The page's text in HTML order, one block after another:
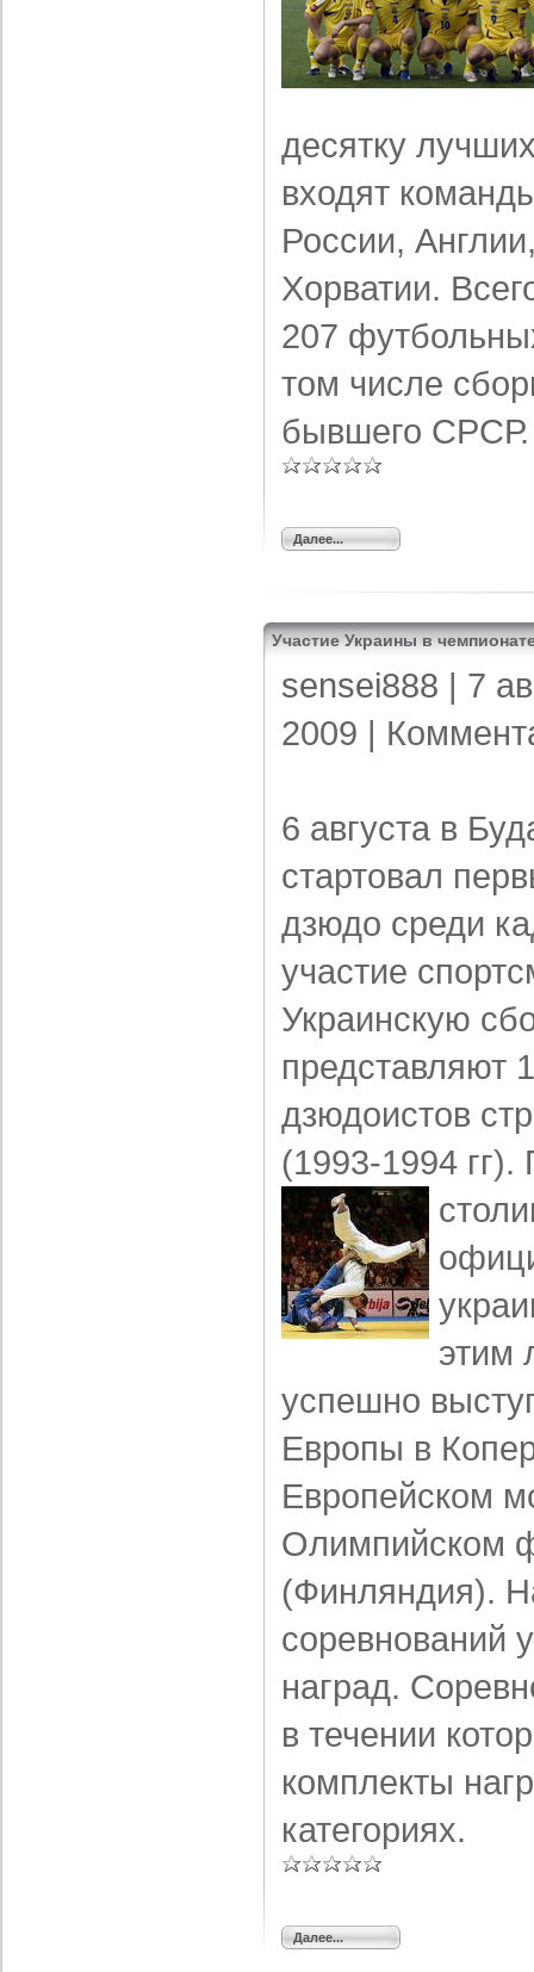
десятку
входят
России,
Хорватии.
207
том числе
бывшего СРСР.
Далее...
Участие Украины в
sensei888 | 7
2009 |
6 августа в
стартовал
дзюдо среди
участие
Украинскую
представляют
дзюдоистов
(1993-1994 гг).
этим
успешно
Европы в
Европейском
Олимпийском
(Финляндия).
соревнований
наград.
в течении
комплекты
категориях.
Далее...